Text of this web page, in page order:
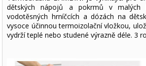
dětských nápojů a pokrmů v malých
vodotěsných hrníčcích a dózách na
vysoce účinnou termoizolační vložkou,
vydrží teplé nebo studené výrazně déle. 3